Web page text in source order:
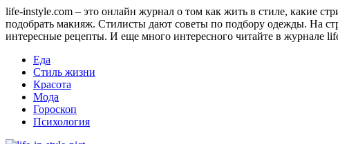
life-instyle.com – это онлайн журнал о том как жить в стиле, какие
подобрать макияж. Стилисты дают советы по подбору одежды. На
интересные рецепты. И еще много интересного читайте в журнале
Еда
Стиль жизни
Красота
Мода
Гороскоп
Психология